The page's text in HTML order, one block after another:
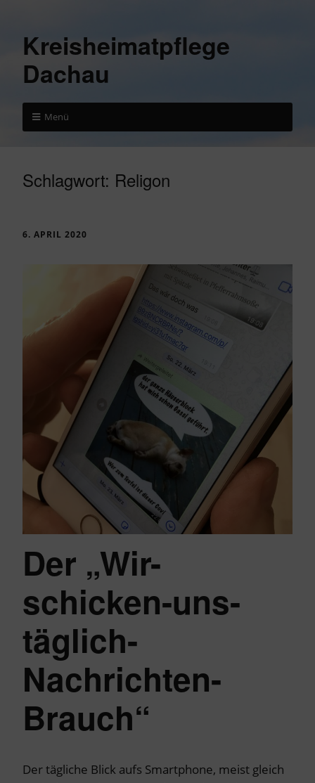
Kreisheimatpflege
Dachau
Menü
Schlagwort: Religon
6. APRIL 2020
Der „Wir-
schicken-uns-
täglich-
Nachrichten-
Brauch“
Der tägliche Blick aufs Smartphone, meist gleich